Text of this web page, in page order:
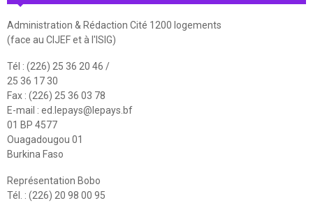
Administration & Rédaction Cité 1200 logements
(face au CIJEF et à l'ISIG)
Tél : (226) 25 36 20 46 /
25 36 17 30
Fax : (226) 25 36 03 78
E-mail : ed.lepays@lepays.bf
01 BP 4577
Ouagadougou 01
Burkina Faso
Représentation Bobo
Tél. : (226) 20 98 00 95